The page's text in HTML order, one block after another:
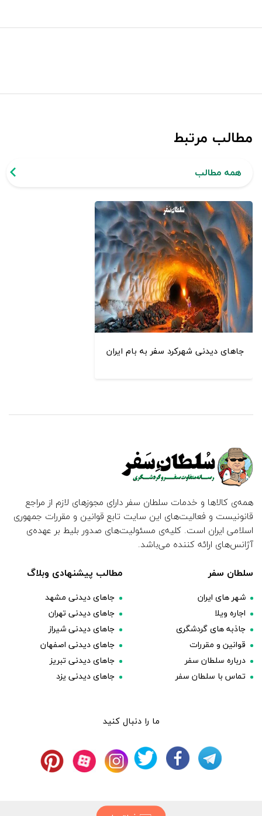
مطالب مرتبط
همه مطالب
جاهای دیدنی شهرکرد سفر به بام ایران
همه‌ی کالاها و خدمات سلطان سفر دارای مجوزهای لازم از مراجع
قانونیست و فعالیت‌های این سایت تابع قوانین و مقررات جمهوری
اسلامی ایران است. کلیه‌ی مسئولیت‌های صدور بلیط بر عهده‌ی
آژانس‌های ارائه کننده می‌باشد.
سلطان سفر
شهر های ایران
اجاره ویلا
جاذبه های گردشگری
قوانین و مقررات
درباره سلطان سفر
تماس با سلطان سفر
مطالب پیشنهادی وبلاگ
جاهای دیدنی مشهد
جاهای دیدنی تهران
جاهای دیدنی شیراز
جاهای دیدنی اصفهان
جاهای دیدنی تبریز
جاهای دیدنی یزد
ما را دنبال کنید